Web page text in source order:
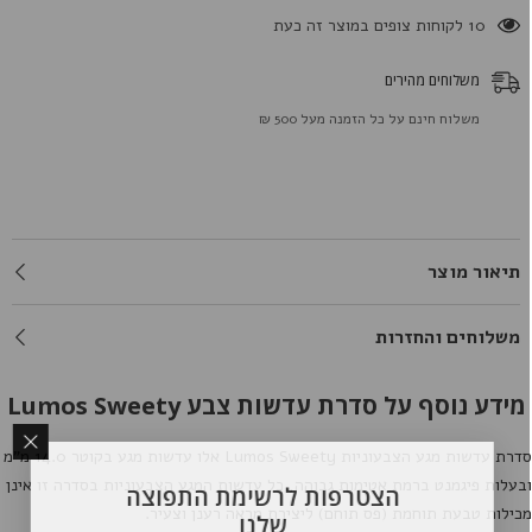
200 לקוחות צופים במוצר זה כעת
משלוחים מהירים
משלוח חינם על כל הזמנה מעל 500 ₪
תיאור מוצר
משלוחים והחזרות
מידע נוסף על סדרת עדשות צבע Lumos Sweety
עדשות מגע הצבעוניות
אלו עדשות מגע בקוטר 14.0 מ"מ
פיגמנט ברמת אטימות גבוהה, כל עדשות המגע הצבעוניות בסדרה זו אינן
טבעת תוחמת (פס תוחם) ליצירת מראה רענן וצעיר.
הצטרפות לרשימת התפוצה
שלנו